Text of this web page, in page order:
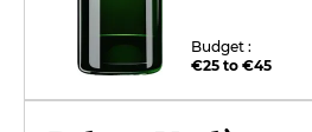
Budget :
€25 to €45